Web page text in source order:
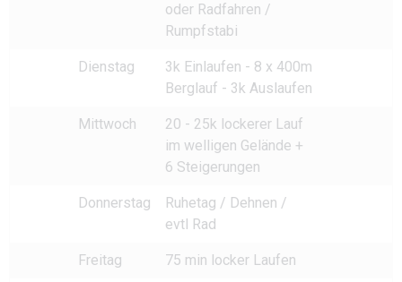
oder Radfahren /
Rumpfstabi
Dienstag
3k Einlaufen - 8 x 400m
Berglauf - 3k Auslaufen
Mittwoch
20 - 25k lockerer Lauf
im welligen Gelände +
6 Steigerungen
Donnerstag
Ruhetag / Dehnen /
evtl Rad
Freitag 75 min locker Laufen